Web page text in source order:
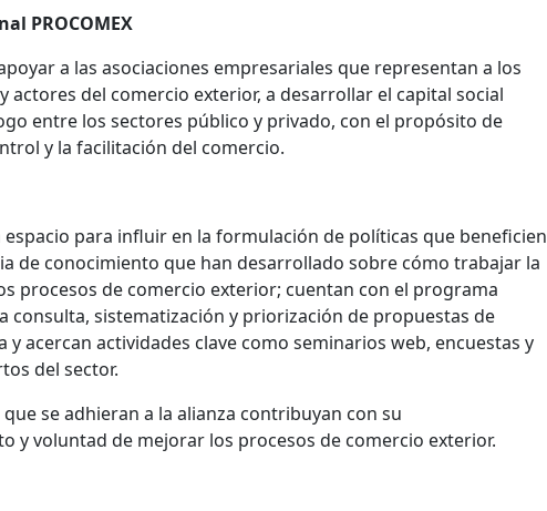
PROCOMEX
a las asociaciones empresariales que representan a los
actores del comercio exterior, a desarrollar el capital social
entre los sectores público y privado, con el propósito de
y la facilitación del comercio.
para influir en la formulación de políticas que beneficien
de conocimiento que han desarrollado sobre cómo trabajar la
procesos de comercio exterior; cuentan con el programa
consulta, sistematización y priorización de propuestas de
y acercan actividades clave como seminarios web, encuestas y
del sector.
se adhieran a la alianza contribuyan con su
y voluntad de mejorar los procesos de comercio exterior.